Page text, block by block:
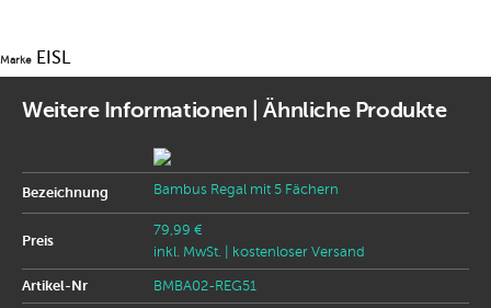
Marke EISL
Weitere Informationen | Ähnliche Produkte
Bezeichnung Bambus Regal mit 5 Fächern
Preis
79,99 €
inkl. MwSt.
| kostenloser Versand
Artikel-Nr BMBA02-REG51